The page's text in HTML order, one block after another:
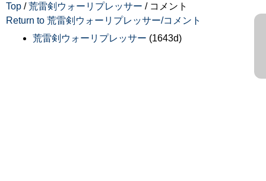
Top /荒雷剣ウォーリプレッサー / コメント
Return to 荒雷剣ウォーリプレッサー/コメント
荒雷剣ウォーリプレッサー (1643d)